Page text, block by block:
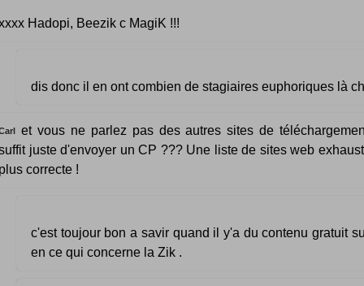
Hadopi, Beezik c MagiK !!!
dis donc il en ont combien de stagiaires euphoriques là
et vous ne parlez pas des autres sites de
juste d'envoyer un CP ??? Une liste de sites web
correcte !
c'est toujour bon a savir quand il y'a du contenu gratuit
en ce qui concerne la Zik .